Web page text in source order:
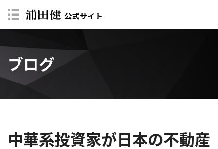
ブログ
中華系投資家が日本の不動産